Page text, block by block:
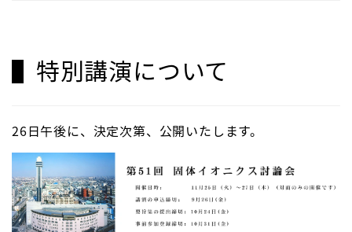
▌特別講演について
26日午後に、決定次第、公開いたします。